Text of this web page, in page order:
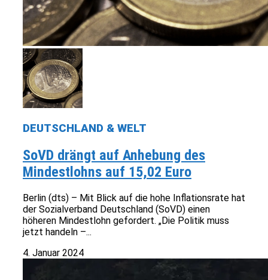
DEUTSCHLAND & WELT
SoVD drängt auf Anhebung des
Mindestlohns auf 15,02 Euro
Berlin (dts) – Mit Blick auf die hohe Inflationsrate hat
der Sozialverband Deutschland (SoVD) einen
höheren Mindestlohn gefordert. „Die Politik muss
jetzt handeln –...
4. Januar 2024